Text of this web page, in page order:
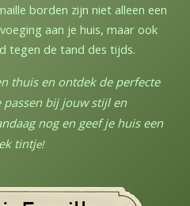
borden zijn niet alleen een
aan je huis, maar ook
tegen de tand des tijds.
thuis en ontdek de perfecte
bij jouw stijl en
nog en geef je huis een
tintje!